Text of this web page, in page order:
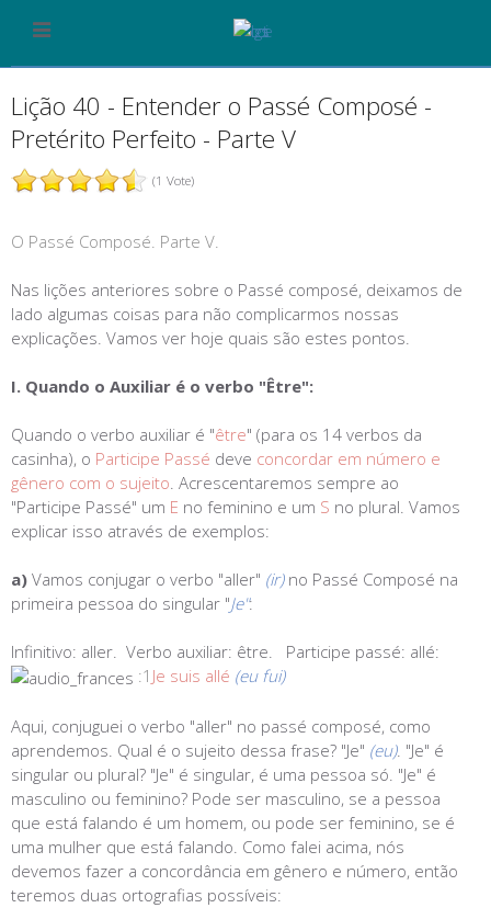
Lição 40 - Entender o Passé Composé -
Pretérito Perfeito - Parte V
(1 Vote)
O Passé Composé. Parte V.
Nas lições anteriores sobre o Passé composé, deixamos de
lado algumas coisas para não complicarmos nossas
explicações. Vamos ver hoje quais são estes pontos.
I. Quando o Auxiliar é o verbo "Être":
Quando o verbo auxiliar é "être" (para os 14 verbos da
casinha), o Participe Passé deve concordar em número e
gênero com o sujeito. Acrescentaremos sempre ao
"Participe Passé" um E no feminino e um S no plural. Vamos
explicar isso através de exemplos:
a) Vamos conjugar o verbo "aller" (ir)no Passé Composé na
primeira pessoa do singular "Je":
Infinitivo: aller. Verbo auxiliar: être. Participe passé: allé:
:1 Je suis allé (eu fui)
Aqui, conjuguei o verbo "aller" no passé composé, como
aprendemos. Qual é o sujeito dessa frase? "Je" (eu). "Je" é
singular ou plural? "Je" é singular, é uma pessoa só. "Je" é
masculino ou feminino? Pode ser masculino, se a pessoa
que está falando é um homem, ou pode ser feminino, se é
uma mulher que está falando. Como falei acima, nós
devemos fazer a concordância em gênero e número, então
teremos duas ortografias possíveis: